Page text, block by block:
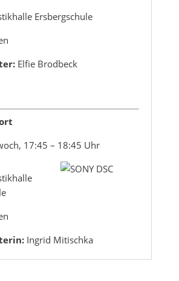
Ersbergschule
Elfie Brodbeck
17:45 – 18:45 Uhr
Ingrid Mitischka